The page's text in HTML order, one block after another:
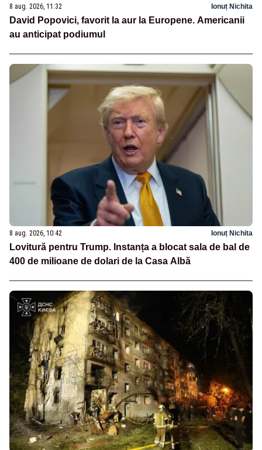
8 aug. 2026, 11:32 Ionuț Nichita
David Popovici, favorit la aur la Europene. Americanii
au anticipat podiumul
8 aug. 2026, 10:42 Ionuț Nichita
Lovitură pentru Trump. Instanța a blocat sala de bal de
400 de milioane de dolari de la Casa Albă